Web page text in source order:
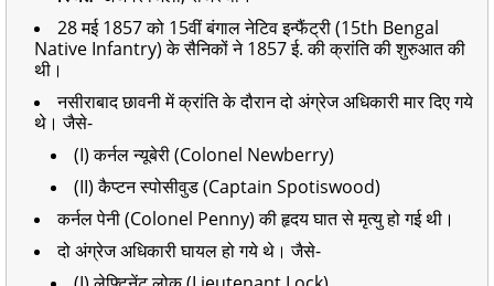
28 मई 1857 को 15वीं बंगाल नेटिव इन्फैंट्री (15th Bengal
Native Infantry) के सैनिकों ने 1857 ई. की क्रांति की शुरुआत की
थी।
नसीराबाद छावनी में क्रांति के दौरान दो अंग्रेज अधिकारी मार दिए गये
थे। जैसे-
(I) कर्नल न्यूबेरी (Colonel Newberry)
(II) कैप्टन स्पोसीवुड (Captain Spotiswood)
कर्नल पेनी (Colonel Penny) की हृदय घात से मृत्यु हो गई थी।
दो अंग्रेज अधिकारी घायल हो गये थे। जैसे-